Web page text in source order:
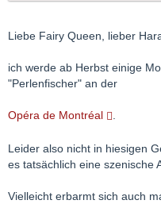
Liebe Fairy Queen, lieber
ich werde ab Herbst einige
"Perlenfischer" an der
Opéra de Montréal
Leider also nicht in hiesigen
es tatsächlich eine szenische
Vielleicht erbarmt sich auch